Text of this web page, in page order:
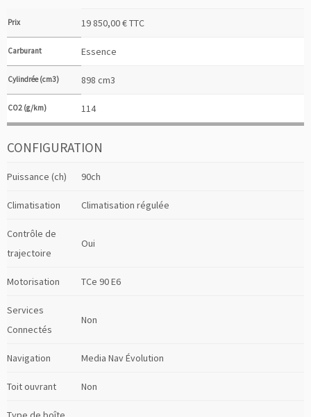
Prix 19 850,00 € TTC
Carburant Essence
Cylindrée (cm3) 898 cm3
CO2 (g/km) 114
CONFIGURATION
Puissance (ch) 90ch
Climatisation Climatisation régulée
Contrôle de
trajectoire
Oui
Motorisation TCe 90 E6
Services
Connectés
Non
Navigation Media Nav Évolution
Toit ouvrant Non